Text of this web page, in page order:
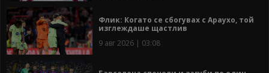
Флик: Когато се сбогувах с Араухо, той
изглеждаше щастлив
9 авг 2026 | 03:08